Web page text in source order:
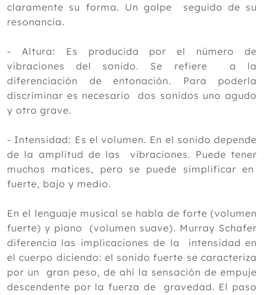
claramente su forma. Un golpe seguido de su
resonancia.
- Altura: Es producida por el número de
vibraciones del sonido. Se refiere a la
diferenciación de entonación. Para poderla
discriminar es necesario dos sonidos uno agudo
y otro grave.
- Intensidad: Es el volumen. En el sonido depende
de la amplitud de las vibraciones. Puede tener
muchos matices, pero se puede simplificar en
fuerte, bajo y medio.
En el lenguaje musical se habla de forte (volumen
fuerte) y piano (volumen suave). Murray Schafer
diferencia las implicaciones de la intensidad en
el cuerpo diciendo: el sonido fuerte se caracteriza
por un gran peso, de ahí la sensación de empuje
descendente por la fuerza de gravedad. El paso